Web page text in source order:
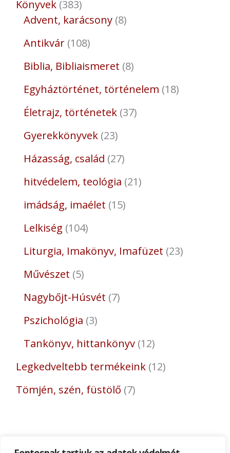
Könyvek 383
Advent, karácsony 8
Antikvár 108
Biblia, Bibliaismeret 8
Egyháztörténet, történelem 18
Életrajz, történetek 37
Gyerekkönyvek 23
Házasság, család 27
hitvédelem, teológia 21
imádság, imaélet 15
Lelkiség 104
Liturgia, Imakönyv, Imafüzet 23
Művészet 5
Nagybőjt-Húsvét 7
Pszichológia 3
Tankönyv, hittankönyv 12
Legkedveltebb termékeink 12
Tömjén, szén, füstölő 7